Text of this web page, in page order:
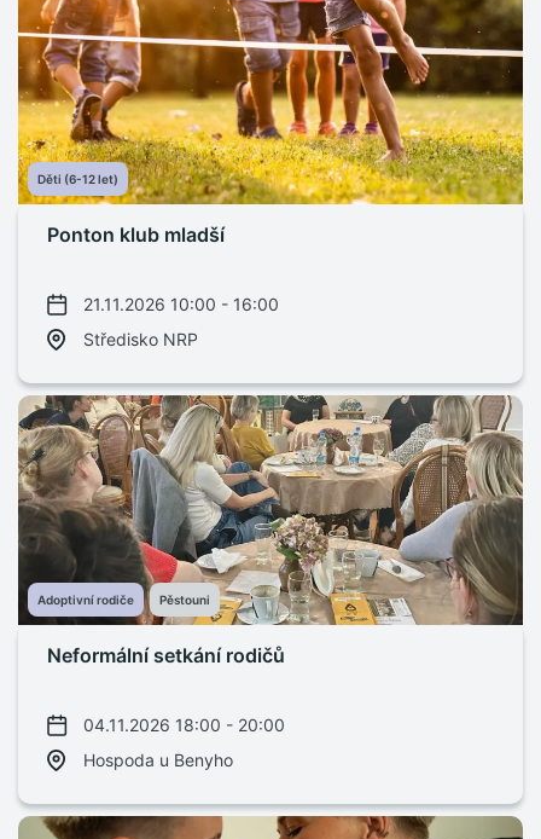
Děti (6-12 let)
Ponton klub mladší
21.11.2026 10:00 - 16:00
Středisko NRP
Adoptivní rodiče Pěstouni
Neformální setkání rodičů
04.11.2026 18:00 - 20:00
Hospoda u Benyho